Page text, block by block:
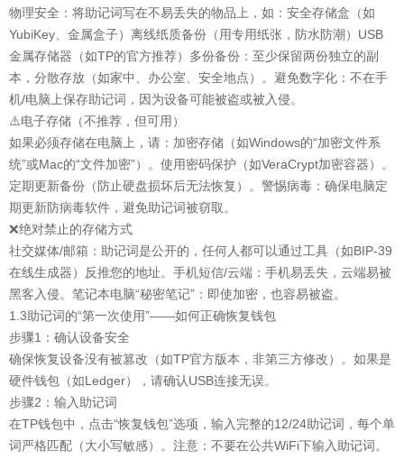
物理安全：将助记词写在不易丢失的物品上，如：安全存储盒（如
YubiKey、金属盒子）离线纸质备份（用专用纸张，防水防潮）USB
金属存储器（如TP的官方推荐）多份备份：至少保留两份独立的副
本，分散存放（如家中、办公室、安全地点）。避免数字化：不在手
机/电脑上保存助记词，因为设备可能被盗或被入侵。
⚠️电子存储（不推荐，但可用）
如果必须存储在电脑上，请：加密存储（如Windows的“加密文件系
统”或Mac的“文件加密”）。使用密码保护（如VeraCrypt加密容器）。
定期更新备份（防止硬盘损坏后无法恢复）。警惕病毒：确保电脑定
期更新防病毒软件，避免助记词被窃取。
❌绝对禁止的存储方式
社交媒体/邮箱：助记词是公开的，任何人都可以通过工具（如BIP-39
在线生成器）反推您的地址。手机短信/云端：手机易丢失，云端易被
黑客入侵。笔记本电脑“秘密笔记”：即使加密，也容易被盗。
1.3助记词的“第一次使用”——如何正确恢复钱包
步骤1：确认设备安全
确保恢复设备没有被篡改（如TP官方版本，非第三方修改）。如果是
硬件钱包（如Ledger），请确认USB连接无误。
步骤2：输入助记词
在TP钱包中，点击“恢复钱包”选项，输入完整的12/24助记词，每个单
词严格匹配（大小写敏感）。注意：不要在公共WiFi下输入助记词。